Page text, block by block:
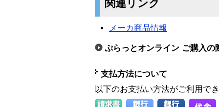
関連リンク
メーカ商品情報
ぷらっとオンライン ご購入の
支払方法について
以下のお支払い方法がご利用で